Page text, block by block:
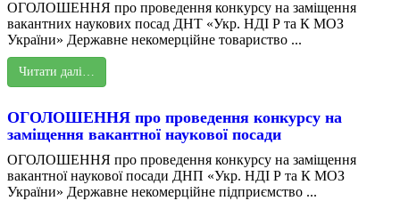
ОГОЛОШЕННЯ про проведення конкурсу на заміщення
вакантних наукових посад ДНТ «Укр. НДІ Р та К МОЗ
України» Державне некомерційне товариство ...
Читати далі…
ОГОЛОШЕННЯ про проведення конкурсу на
заміщення вакантної наукової посади
ОГОЛОШЕННЯ про проведення конкурсу на заміщення
вакантної наукової посади ДНП «Укр. НДІ Р та К МОЗ
України» Державне некомерційне підприємство ...